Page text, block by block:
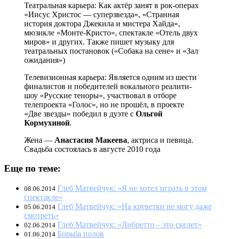
Театральная карьера: Как актёр занят в рок-операх
«Иисус Христос — суперзвезда», «Странная
история доктора Джекила и мистера Хайда»,
мюзикле «Монте-Кристо», спектакле «Отель двух
миров» и других. Также пишет музыку для
театральных постановок («Собака на сене» и «Зал
ожидания»)
Телевизионная карьера: Является одним из шести
финалистов и победителей вокального реалити-
шоу «Русские теноры», участвовал в отборе
телепроекта «Голос», но не прошёл, в проекте
«Две звезды» победил в дуэте с Ольгой
Кормухиной.
Жена — Анастасия Макеева, актриса и певица.
Свадьба состоялась в августе 2010 года
Еще по теме:
08.06.2014 Глеб Матвейчук: «Я не хотел играть в этом
спектакле»
05.06.2014 Глеб Матвейчук: «На креветки не могу даже
смотреть»
02.06.2014 Глеб Матвейчук: «Либретто – это скелет»
01.06.2014 Борьба полов